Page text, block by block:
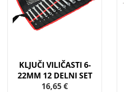
KLJUČI VILIČASTI 6-
22MM 12 DELNI SET
16,65 €